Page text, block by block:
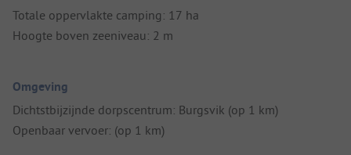
Totale oppervlakte camping: 17 ha
Hoogte boven zeeniveau: 2 m
Omgeving
Dichtstbijzijnde dorpscentrum: Burgsvik (op 1 km)
Openbaar vervoer: (op 1 km)